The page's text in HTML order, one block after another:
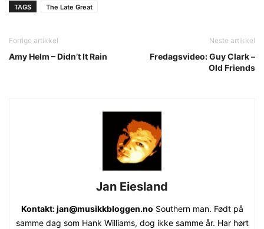
TAGS The Late Great
Forrige artikkel
Amy Helm – Didn’t It Rain
Neste artikkel
Fredagsvideo: Guy Clark –
Old Friends
Jan Eiesland
Kontakt: jan@musikkbloggen.no Southern man. Født på
samme dag som Hank Williams, dog ikke samme år. Har hørt